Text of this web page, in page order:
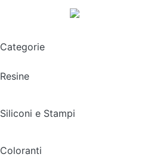
Categorie
Resine
Siliconi e Stampi
Coloranti